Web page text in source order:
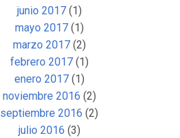
junio 2017(1)
mayo 2017(1)
marzo 2017(2)
febrero 2017(1)
enero 2017(1)
noviembre 2016 (2)
septiembre 2016 (2)
julio 2016 (3)